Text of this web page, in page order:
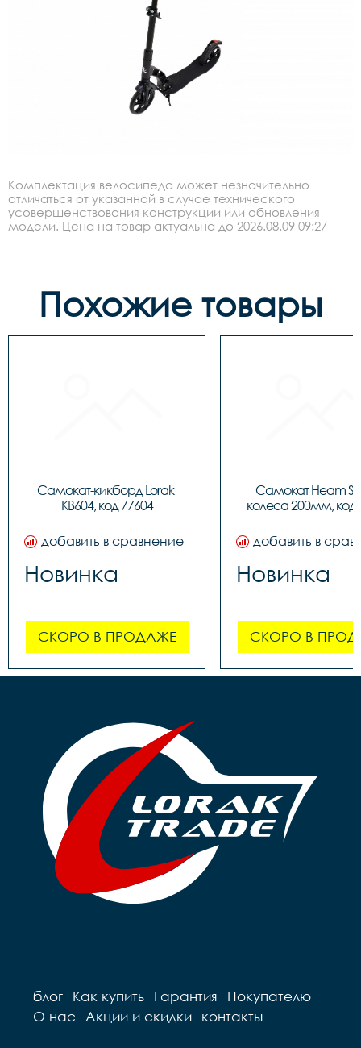
Комплектация велосипеда может незначительно
отличаться от указанной в случае технического
усовершенствования конструкции или обновления
модели. Цена на товар актуальна до 2026.08.09 09:27
Похожие товары
Самокат-кикборд Lorak
KB604, код 77604
добавить в сравнение
Новинка
СКОРО В ПРОДАЖЕ
Самокат Heam
колеса 200мм, код
добавить в
Новинка
СКОРО В
блог Как купить Гарантия
Покупателю
О нас
Акции и скидки контакты